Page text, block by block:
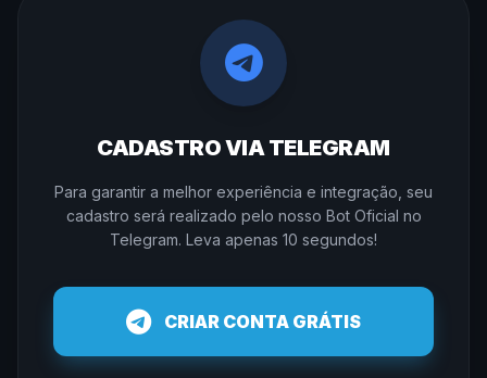
CADASTRO VIA TELEGRAM
Para garantir a melhor experiência e integração, seu
cadastro será realizado pelo nosso Bot Oficial no
Telegram. Leva apenas 10 segundos!
CRIAR CONTA GRÁTIS